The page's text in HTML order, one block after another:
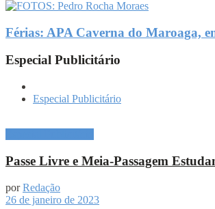
Férias: APA Caverna do Maroaga,
Especial Publicitário
Especial Publicitário
Passe Livre e Meia-Passagem
por Redação
26 de janeiro de 2023